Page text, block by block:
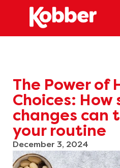
The Power of
Choices: How
changes can
your routine
December 3, 2024